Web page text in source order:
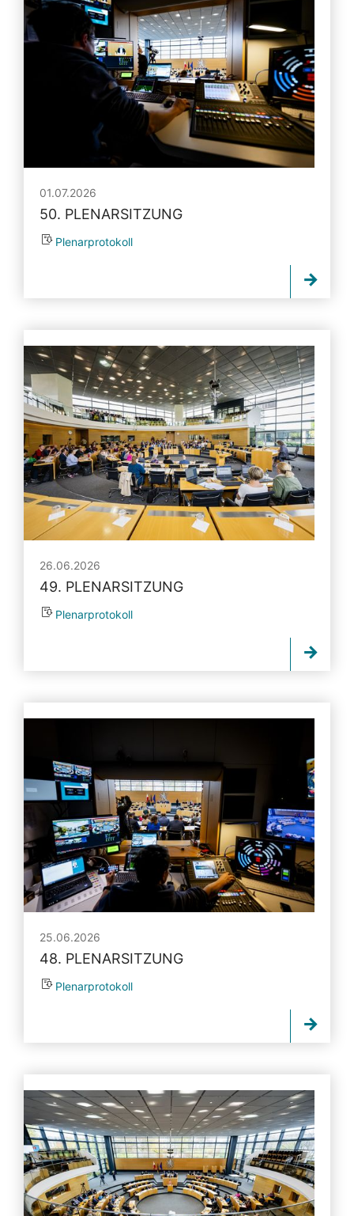
01.07.2026
50. PLENARSITZUNG
Plenarprotokoll
26.06.2026
49. PLENARSITZUNG
Plenarprotokoll
25.06.2026
48. PLENARSITZUNG
Plenarprotokoll